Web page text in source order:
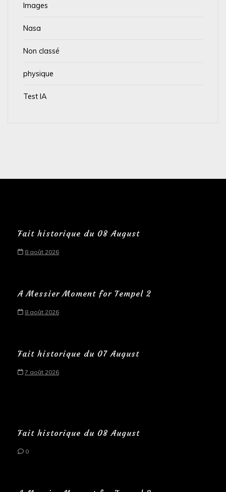
Images
Nasa
Non classé
physique
Test IA
Fait historique du 08 August
8 août 2026
A Messier Moment for Tempel 2
8 août 2026
Fait historique du 07 August
7 août 2026
Fait historique du 08 August
0